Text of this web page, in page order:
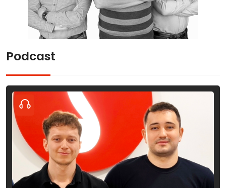
Podcast